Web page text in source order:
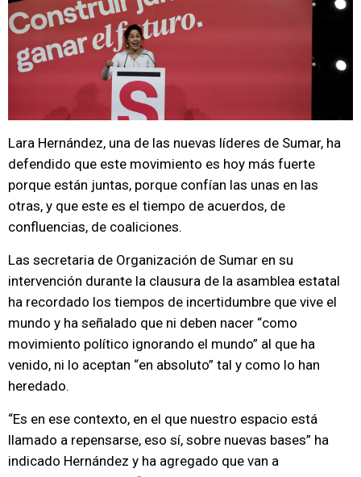
Lara Hernández, una de las nuevas líderes de Sumar, ha
defendido que este movimiento es hoy más fuerte
porque están juntas, porque confían las unas en las
otras, y que este es el tiempo de acuerdos, de
confluencias, de coaliciones.
Las secretaria de Organización de Sumar en su
intervención durante la clausura de la asamblea estatal
ha recordado los tiempos de incertidumbre que vive el
mundo y ha señalado que ni deben nacer “como
movimiento político ignorando el mundo” al que ha
venido, ni lo aceptan “en absoluto” tal y como lo han
heredado.
“Es en ese contexto, en el que nuestro espacio está
llamado a repensarse, eso sí, sobre nuevas bases” ha
indicado Hernández y ha agregado que van a